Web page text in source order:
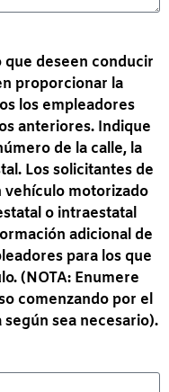
que deseen conducir
proporcionar la
los empleadores
anteriores. Indique
de la calle, la
Los solicitantes de
vehículo motorizado
o intraestatal
adicional de
para los que
(NOTA: Enumere
comenzando por el
sea necesario).